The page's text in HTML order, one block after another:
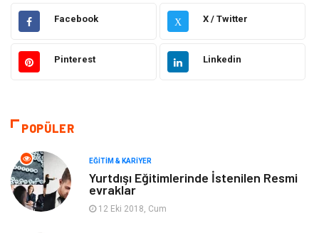
Hukuk Emlak
Otomotiv Sağlıklı Yaşam
Moda
Makine
Elektronik
Facebook X X / Twitter
Pinterest Linkedin
POPÜLER
EĞITIM & KARIYER
Yurtdışı Eğitimlerinde İstenilen Resmi
evraklar
12 Eki 2018, Cum